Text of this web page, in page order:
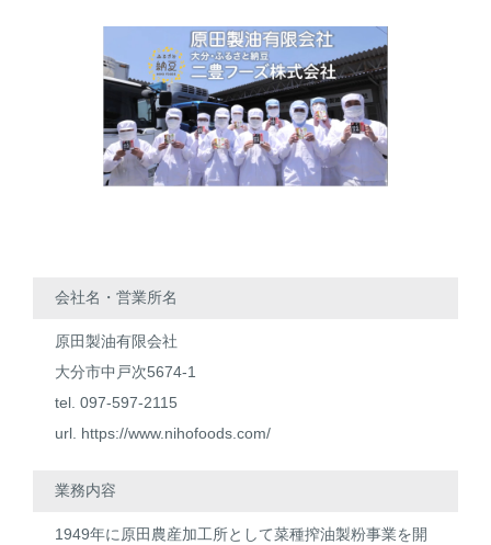
会社名・営業所名
原田製油有限会社
大分市中戸次5674-1
tel. 097-597-2115
url. https://www.nihofoods.com/
業務内容
1949年に原田農産加工所として菜種搾油製粉事業を開